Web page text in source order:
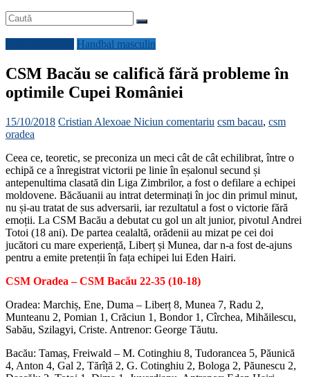
Handbal masculin
CSM Bacău se califică fără probleme în
optimile Cupei României
15/10/2018 Cristian Alexoae Niciun comentariu csm bacau, csm
oradea
Ceea ce, teoretic, se preconiza un meci cât de cât echilibrat, între o
echipă ce a înregistrat victorii pe linie în eșalonul secund și
antepenultima clasată din Liga Zimbrilor, a fost o defilare a echipei
moldovene. Băcăuanii au intrat determinați în joc din primul minut,
nu și-au tratat de sus adversarii, iar rezultatul a fost o victorie fără
emoții. La CSM Bacău a debutat cu gol un alt junior, pivotul Andrei
Totoi (18 ani). De partea cealaltă, orădenii au mizat pe cei doi
jucători cu mare experiență, Liberț și Munea, dar n-a fost de-ajuns
pentru a emite pretenții în fața echipei lui Eden Hairi.
CSM Oradea – CSM Bacău 22-35 (10-18)
Oradea: Marchiș, Ene, Duma – Liberț 8, Munea 7, Radu 2,
Munteanu 2, Pomian 1, Crăciun 1, Bondor 1, Cîrchea, Mihăilescu,
Sabău, Szilagyi, Criste. Antrenor: George Tăutu.
Bacău: Tamaș, Freiwald – M. Cotinghiu 8, Tudorancea 5, Păunică
4, Anton 4, Gal 2, Tărîță 2, G. Cotinghiu 2, Bologa 2, Păunescu 2,